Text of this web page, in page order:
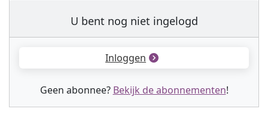
U bent nog niet ingelogd
Inloggen
Geen abonnee? Bekijk de abonnementen!